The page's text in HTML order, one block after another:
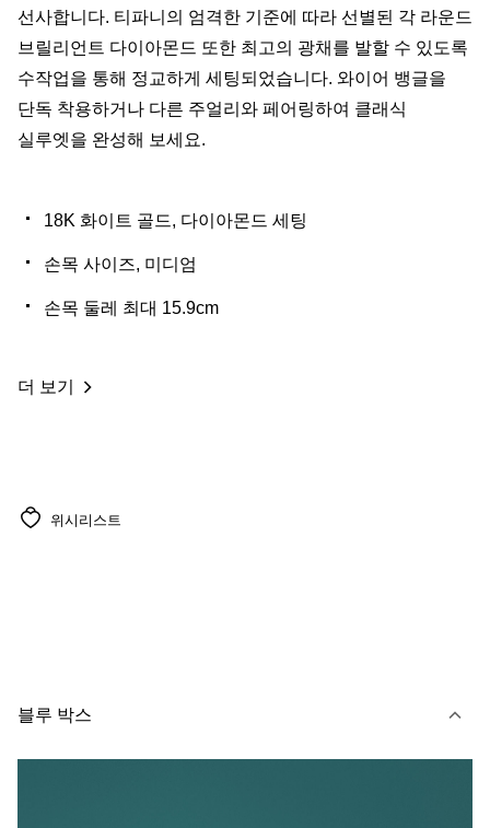
선사합니다. 티파니의 엄격한 기준에 따라 선별된 각 라운드
브릴리언트 다이아몬드 또한 최고의 광채를 발할 수 있도록
수작업을 통해 정교하게 세팅되었습니다. 와이어 뱅글을
단독 착용하거나 다른 주얼리와 페어링하여 클래식
실루엣을 완성해 보세요.
18K 화이트 골드, 다이아몬드 세팅
손목 사이즈, 미디엄
손목 둘레 최대 15.9cm
더 보기
위시리스트
블루 박스